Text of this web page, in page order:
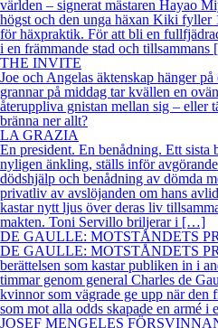
världen – signerat mästaren Hayao
högst och den unga häxan Kiki fyller
för häxpraktik. För att bli en
i en främmande stad och
THE INVITE
Joe och Angelas äktenskap hänger
grannar på middag tar kvällen en
återuppliva gnistan mellan sig – eller
bränna ner allt?
LA GRAZIA
En president. En benådning. Ett sista
nyligen änkling, ställs inför
dödshjälp och benådning av dömda
privatliv av avslöjanden om hans
kastar nytt ljus över deras liv
makten. Toni Servillo briljerar i […]
DE GAULLE: MOTSTÅNDETS
DE GAULLE: MOTSTÅNDETS
berättelsen som kastar publiken in i
timmar genom general Charles de
kvinnor som vägrade ge upp när den
som mot alla odds skapade en
JOSEF MENGELES